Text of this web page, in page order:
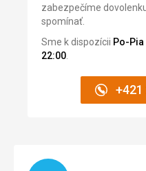
zabezpečíme
spomínať.
Sme k dispozícii Po-
22:00
+421
Načítam